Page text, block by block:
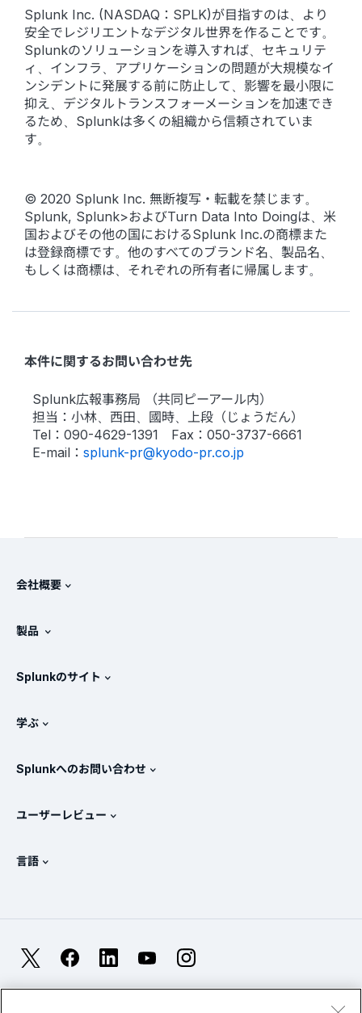
Splunk Inc. (NASDAQ：SPLK)が目指すのは、より
安全でレジリエントなデジタル世界を作ることです。
Splunkのソリューションを導入すれば、セキュリテ
ィ、インフラ、アプリケーションの問題が大規模なイ
ンシデントに発展する前に防止して、影響を最小限に
抑え、デジタルトランスフォーメーションを加速でき
るため、Splunkは多くの組織から信頼されていま
す。
© 2020 Splunk Inc. 無断複写・転載を禁じます。
Splunk, Splunk>およびTurn Data Into Doingは、米
国およびその他の国におけるSplunk Inc.の商標また
は登録商標です。他のすべてのブランド名、製品名、
もしくは商標は、それぞれの所有者に帰属します。
本件に関するお問い合わせ先
Splunk広報事務局 （共同ピーアール内）
担当：小林、西田、國時、上段（じょうだん）
Tel：090-4629-1391 Fax：050-3737-6661
E-mail： splunk-pr@kyodo-pr.co.jp
会社概要
Splunkと他社製品の比較
ニュースルーム
Splunkによる保護
SURGe
製品
価格
すべての製品を見る
Splunkのサイト
トレーニングと認定
Splunkストア
学ぶ
OpenTelemetryの概要
SOCのメトリクス
信頼性メトリクス
Splunkへのお問い合わせ
ユーザーレビュー
言語
Deutsch
Français
한국어
FacebookLinkedIn YouTubeInstagram